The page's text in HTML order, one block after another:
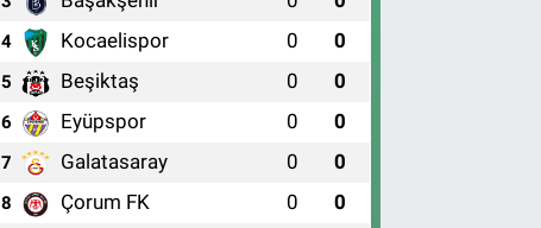
4 Kocaelispor 0 0
5 Beşiktaş 0 0
6 Eyüpspor 0 0
7 Galatasaray 0 0
8 Çorum FK 0 0